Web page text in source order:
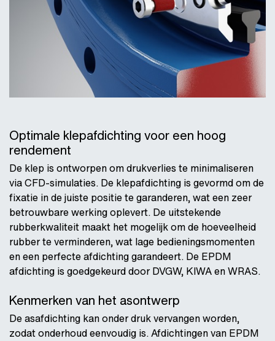
Optimale klepafdichting voor een hoog
rendement
De klep is ontworpen om drukverlies te minimaliseren
via CFD-simulaties. De klepafdichting is gevormd om de
fixatie in de juiste positie te garanderen, wat een zeer
betrouwbare werking oplevert. De uitstekende
rubberkwaliteit maakt het mogelijk om de hoeveelheid
rubber te verminderen, wat lage bedieningsmomenten
en een perfecte afdichting garandeert. De EPDM
afdichting is goedgekeurd door DVGW, KIWA en WRAS.
Kenmerken van het asontwerp
De asafdichting kan onder druk vervangen worden,
zodat onderhoud eenvoudig is. Afdichtingen van EPDM